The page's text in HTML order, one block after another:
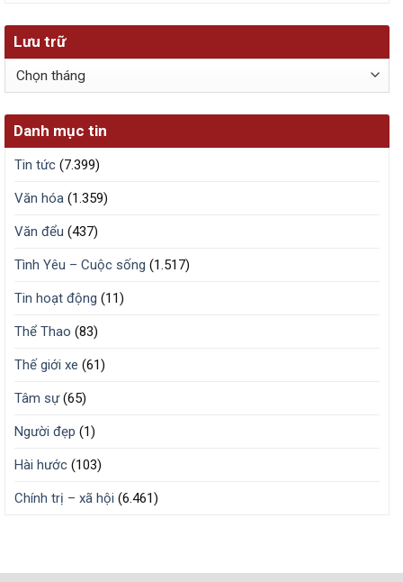
Lưu trữ
Lưu
trữ
Danh mục tin
Tin tức (7.399)
Văn hóa (1.359)
Văn đểu (437)
Tình Yêu – Cuộc sống (1.517)
Tin hoạt động (11)
Thể Thao (83)
Thế giới xe (61)
Tâm sự(65)
Người đẹp (1)
Hài hước (103)
Chính trị – xã hội (6.461)